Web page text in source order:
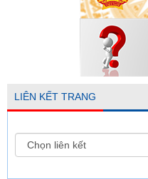
LIÊN KẾT TRANG